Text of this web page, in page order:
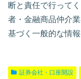
断と責任で行って
者・金融商品仲介
基づく一般的な情報
証券会社・口座開設